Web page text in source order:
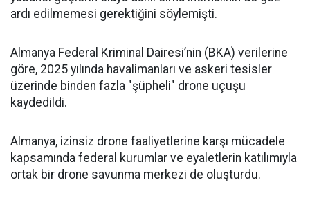
ardı edilmemesi gerektiğini söylemişti.
Almanya Federal Kriminal Dairesi’nin (BKA) verilerine
göre, 2025 yılında havalimanları ve askeri tesisler
üzerinde binden fazla "şüpheli" drone uçuşu
kaydedildi.
Almanya, izinsiz drone faaliyetlerine karşı mücadele
kapsamında federal kurumlar ve eyaletlerin katılımıyla
ortak bir drone savunma merkezi de oluşturdu.